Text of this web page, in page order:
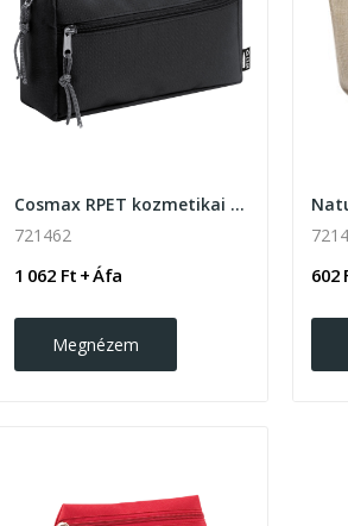
Cosmax RPET kozmetikai táska
721462
1 062 Ft + Áfa
Megnézem
602